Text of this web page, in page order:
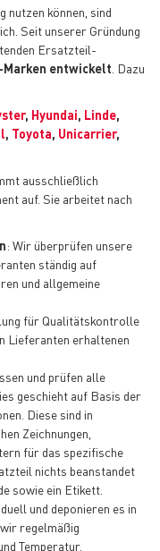
nutzen können, sind
Seit unserer Gründung
Ersatzteil-
Marken entwickelt . Dazu
, Hyundai, Linde,
, Toyota, Unicarrier,
ausschließlich
auf. Sie arbeitet nach
: Wir überprüfen unsere
ständig auf
und allgemeine
für Qualitätskontrolle
Lieferanten erhaltenen
und prüfen alle
geschieht auf Basis der
Diese sind in
Zeichnungen,
für das spezifische
nichts beanstandet
sowie ein Etikett.
und deponieren es in
regelmäßig
Temperatur.